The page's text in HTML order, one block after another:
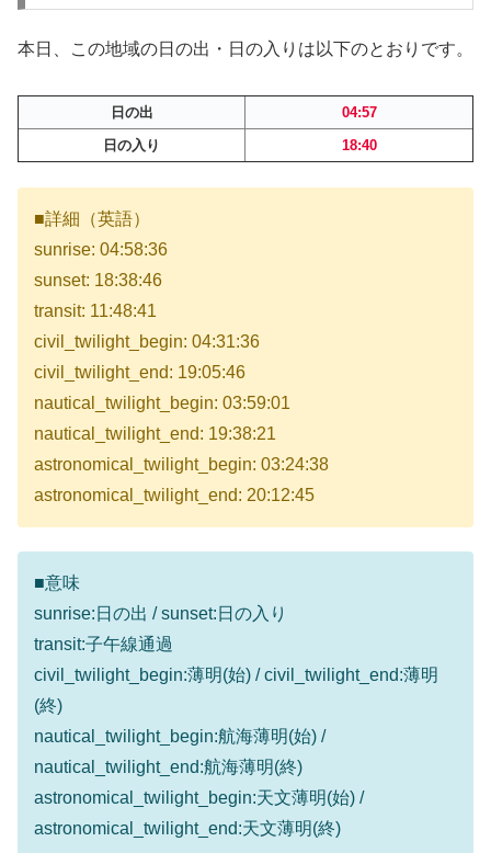
本日、この地域の日の出・日の入りは以下のとおりです。
日の出
04:57
日の入り
18:40
■詳細（英語）
sunrise: 04:58:36
sunset: 18:38:46
transit: 11:48:41
civil_twilight_begin: 04:31:36
civil_twilight_end: 19:05:46
nautical_twilight_begin: 03:59:01
nautical_twilight_end: 19:38:21
astronomical_twilight_begin: 03:24:38
astronomical_twilight_end: 20:12:45
■意味
sunrise:日の出 / sunset:日の入り
transit:子午線通過
civil_twilight_begin:薄明(始) / civil_twilight_end:薄明
(終)
nautical_twilight_begin:航海薄明(始) /
nautical_twilight_end:航海薄明(終)
astronomical_twilight_begin:天文薄明(始) /
astronomical_twilight_end:天文薄明(終)